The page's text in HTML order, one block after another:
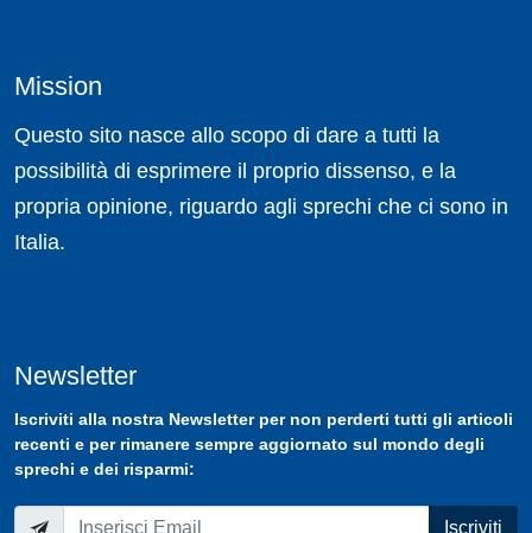
Mission
Questo sito nasce allo scopo di dare a tutti la
possibilità di esprimere il proprio dissenso, e la
propria opinione, riguardo agli sprechi che ci sono in
Italia.
Newsletter
Iscriviti alla nostra Newsletterper non perderti tutti gli articoli
recenti e per rimanere sempre aggiornato sul mondo degli
sprechi e dei risparmi:
Iscriviti